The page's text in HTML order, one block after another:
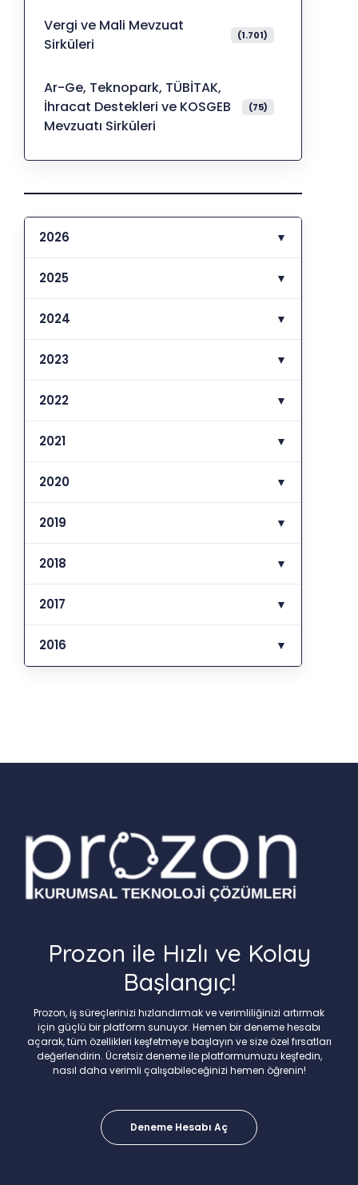
Vergi ve Mali Mevzuat
Sirküleri
(1.701)
Ar-Ge, Teknopark, TÜBİTAK,
İhracat Destekleri ve KOSGEB
Mevzuatı Sirküleri
(75)
2026 ▼
2025 ▼
2024 ▼
2023 ▼
2022 ▼
2021 ▼
2020 ▼
2019 ▼
2018 ▼
2017 ▼
2016 ▼
Prozon ile Hızlı ve Kolay
Başlangıç!
Prozon, iş süreçlerinizi hızlandırmak ve verimliliğinizi artırmak
için güçlü bir platform sunuyor. Hemen bir deneme hesabı
açarak, tüm özellikleri keşfetmeye başlayın ve size özel fırsatları
değerlendirin. Ücretsiz deneme ile platformumuzu keşfedin,
nasıl daha verimli çalışabileceğinizi hemen öğrenin!
Deneme Hesabı Aç